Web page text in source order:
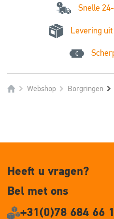
Snelle
Levering
Webshop Borgringen
Heeft u vragen?
Bel met ons
+31(0)78 684 66